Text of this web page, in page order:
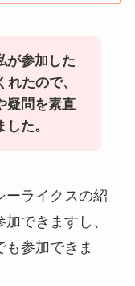
が参加した
れたので、
疑問を素直
た。
ーライクスの紹
できますし、
も参加できま